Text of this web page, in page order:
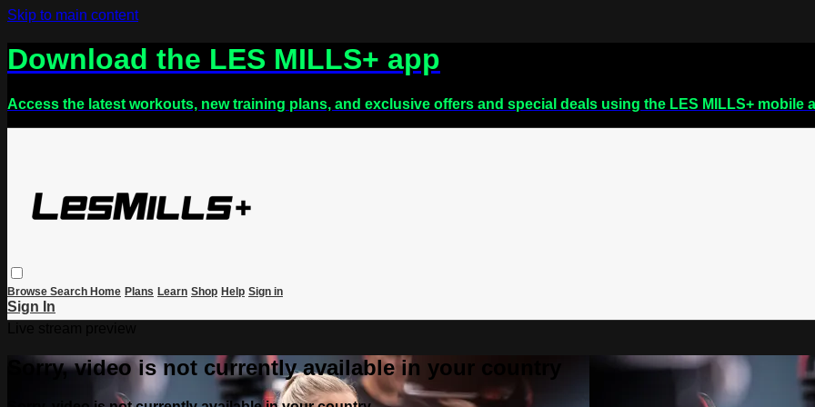
Skip to main content
Download the LES MILLS+ app
Access the latest workouts, new training plans, and exclusive offers and special deals using the LES MILLS+ mobile
Browse Search Home Plans Learn Shop Help Sign in
Sign In
Sorry, video is not currently available in your country